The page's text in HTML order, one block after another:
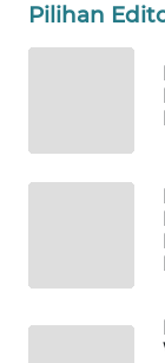
Pilihan
WAHANA